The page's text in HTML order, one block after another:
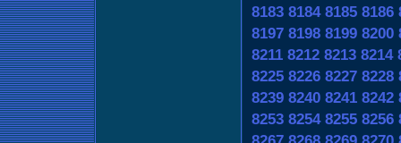
8183 8184 8185 8186
8197 8198 8199 8200
8211 8212 8213 8214
8225 8226 8227 8228
8239 8240 8241 8242
8253 8254 8255 8256